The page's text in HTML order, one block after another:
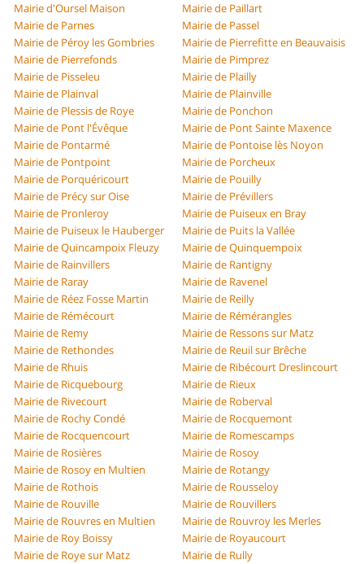
Mairie d'Oursel Maison
Mairie de Paillart
Mairie de Parnes
Mairie de Passel
Mairie de Péroy les Gombries
Mairie de Pierrefitte en Beauvaisis
Mairie de Pierrefonds
Mairie de Pimprez
Mairie de Pisseleu
Mairie de Plailly
Mairie de Plainval
Mairie de Plainville
Mairie de Plessis de Roye
Mairie de Ponchon
Mairie de Pont l'Évêque
Mairie de Pont Sainte Maxence
Mairie de Pontarmé
Mairie de Pontoise lès Noyon
Mairie de Pontpoint
Mairie de Porcheux
Mairie de Porquéricourt
Mairie de Pouilly
Mairie de Précy sur Oise
Mairie de Prévillers
Mairie de Pronleroy
Mairie de Puiseux en Bray
Mairie de Puiseux le Hauberger
Mairie de Puits la Vallée
Mairie de Quincampoix Fleuzy
Mairie de Quinquempoix
Mairie de Rainvillers
Mairie de Rantigny
Mairie de Raray
Mairie de Ravenel
Mairie de Réez Fosse Martin
Mairie de Reilly
Mairie de Rémécourt
Mairie de Rémérangles
Mairie de Remy
Mairie de Ressons sur Matz
Mairie de Rethondes
Mairie de Reuil sur Brêche
Mairie de Rhuis
Mairie de Ribécourt Dreslincourt
Mairie de Ricquebourg
Mairie de Rieux
Mairie de Rivecourt
Mairie de Roberval
Mairie de Rochy Condé
Mairie de Rocquemont
Mairie de Rocquencourt
Mairie de Romescamps
Mairie de Rosières
Mairie de Rosoy
Mairie de Rosoy en Multien
Mairie de Rotangy
Mairie de Rothois
Mairie de Rousseloy
Mairie de Rouville
Mairie de Rouvillers
Mairie de Rouvres en Multien
Mairie de Rouvroy les Merles
Mairie de Roy Boissy
Mairie de Royaucourt
Mairie de Roye sur Matz
Mairie de Rully